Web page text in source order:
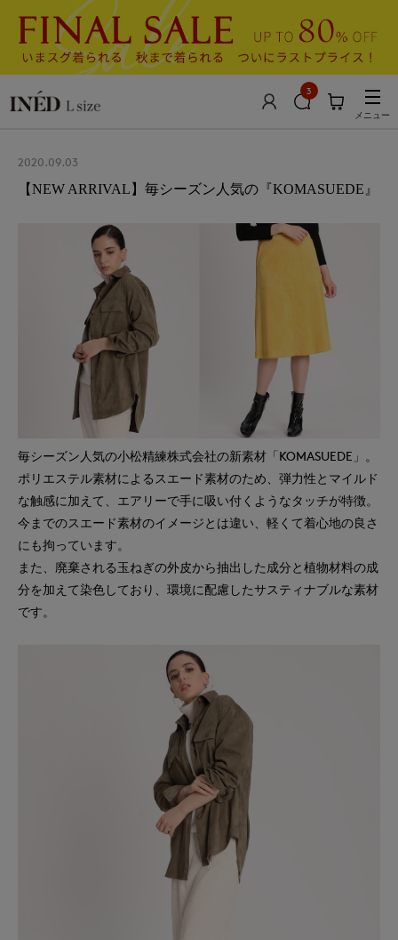
3
メニュー
2020.09.03
【NEW ARRIVAL】毎シーズン人気の『KOMASUEDE』
毎シーズン人気の小松精練株式会社の新素材「KOMASUEDE」。
ポリエステル素材によるスエード素材のため、弾力性とマイルド
な触感に加えて、エアリーで手に吸い付くようなタッチが特徴。
今までのスエード素材のイメージとは違い、軽くて着心地の良さ
にも拘っています。
また、廃棄される玉ねぎの外皮から抽出した成分と植物材料の成
分を加えて染色しており、環境に配慮したサスティナブルな素材
です。